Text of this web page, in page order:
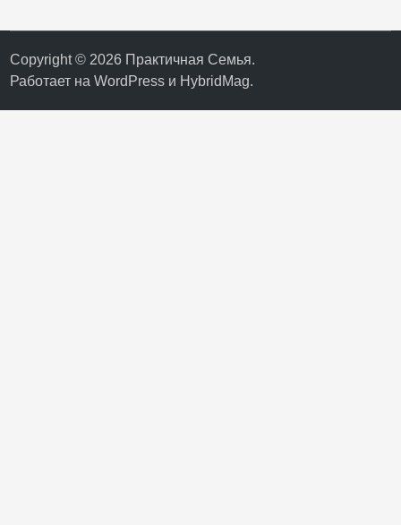
Copyright © 2026 Практичная Семья.
Работает наWordPress и HybridMag.